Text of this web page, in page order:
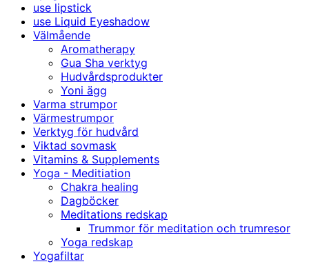
use lipstick
use Liquid Eyeshadow
Välmående
Aromatherapy
Gua Sha verktyg
Hudvårdsprodukter
Yoni ägg
Varma strumpor
Värmestrumpor
Verktyg för hudvård
Viktad sovmask
Vitamins & Supplements
Yoga - Meditiation
Chakra healing
Dagböcker
Meditations redskap
Trummor för meditation och trumresor
Yoga redskap
Yogafiltar